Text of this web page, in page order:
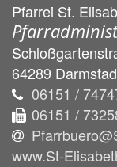
Pfarrei St.
64289
06151 /
06151 /
www.St-